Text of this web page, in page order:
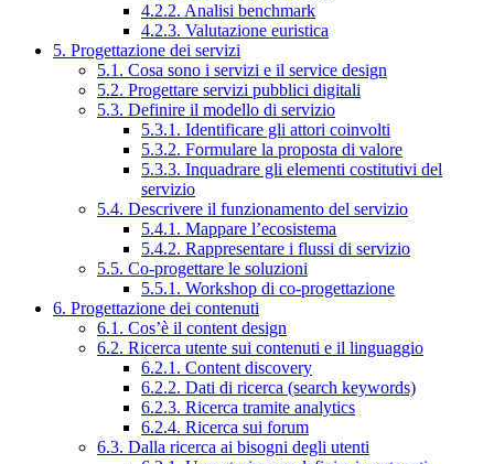
4.2.2. Analisi benchmark
4.2.3. Valutazione euristica
5. Progettazione dei servizi
5.1. Cosa sono i servizi e il service design
5.2. Progettare servizi pubblici digitali
5.3. Definire il modello di servizio
5.3.1. Identificare gli attori coinvolti
5.3.2. Formulare la proposta di valore
5.3.3. Inquadrare gli elementi costitutivi del
servizio
5.4. Descrivere il funzionamento del servizio
5.4.1. Mappare l’ecosistema
5.4.2. Rappresentare i flussi di servizio
5.5. Co-progettare le soluzioni
5.5.1. Workshop di co-progettazione
6. Progettazione dei contenuti
6.1. Cos’è il content design
6.2. Ricerca utente sui contenuti e il linguaggio
6.2.1. Content discovery
6.2.2. Dati di ricerca (search keywords)
6.2.3. Ricerca tramite analytics
6.2.4. Ricerca sui forum
6.3. Dalla ricerca ai bisogni degli utenti